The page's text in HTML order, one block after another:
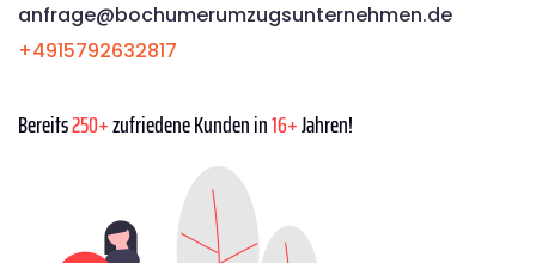
anfrage@bochumerumzugsunternehmen.de
+4915792632817
Bereits250+zufriedene Kunden in16+Jahren!